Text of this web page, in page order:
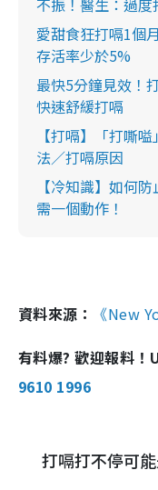
愛甜食狂打嗝1個
存活率少於5%
最快5分鐘見效！
快速舒緩打嗝
【打嗝】「打嘶
法／打嗝原因
【冷知識】如何
需一個動作！
資料來源： 《New
有料爆? 歡迎報料
9610 1996
打嗝打不停可